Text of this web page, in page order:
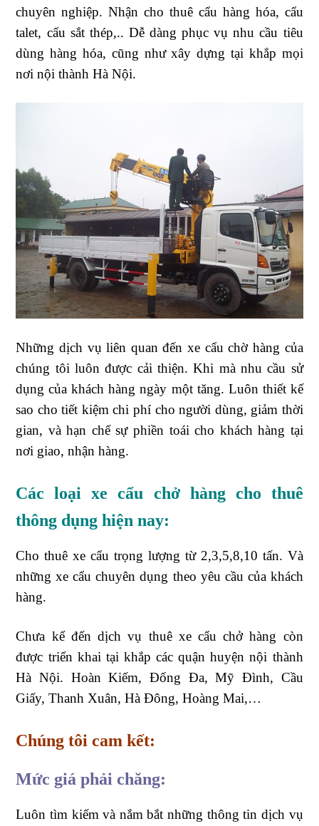
chuyên nghiệp. Nhận cho thuê cẩu hàng hóa, cẩu
talet, cẩu sắt thép,.. Dễ dàng phục vụ nhu cầu tiêu
dùng hàng hóa, cũng như xây dựng tại khắp mọi
nơi nội thành Hà Nội.
Những dịch vụ liên quan đến xe cẩu chờ hàng của
chúng tôi luôn được cải thiện. Khi mà nhu cầu sử
dụng của khách hàng ngày một tăng. Luôn thiết kế
sao cho tiết kiệm chi phí cho người dùng, giảm thời
gian, và hạn chế sự phiền toái cho khách hàng tại
nơi giao, nhận hàng.
Các loại xe cẩu chở hàng cho thuê
thông dụng hiện nay:
Cho thuê xe cẩu trọng lượng từ 2,3,5,8,10 tấn. Và
những xe cẩu chuyên dụng theo yêu cầu của khách
hàng.
Chưa kể đến dịch vụ thuê xe cẩu chở hàng còn
được triển khai tại khắp các quận huyện nội thành
Hà Nội. Hoàn Kiếm, Đống Đa, Mỹ Đình, Cầu
Giấy, Thanh Xuân, Hà Đông, Hoàng Mai,…
Chúng tôi cam kết:
Mức giá phải chăng:
Luôn tìm kiếm và nắm bắt những thông tin dịch vụ